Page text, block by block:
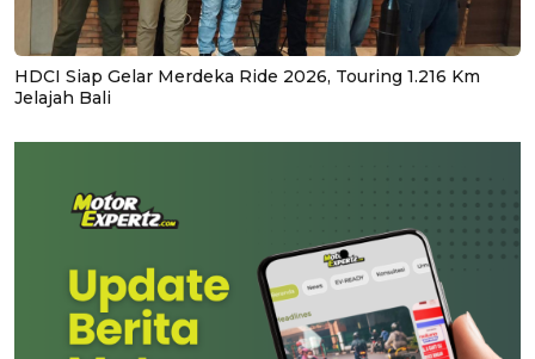
HDCI Siap Gelar Merdeka Ride 2026, Touring 1.216 Km
Jelajah Bali